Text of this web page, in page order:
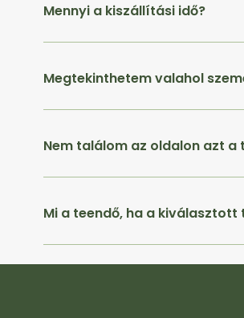
Mennyi a kiszállítási idő?
Megtekinthetem valahol
Nem találom az oldalon azt a
Mi a teendő, ha a